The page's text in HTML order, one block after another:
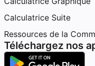
Calculatrice Suite
Ressources de la
Téléchargez nos